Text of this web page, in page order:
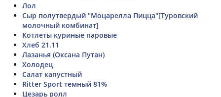
Лол
Сыр полутвердый "Моцарелла Пицца"[Туровский
молочный комбинат]
Котлеты куриные паровые
Хлеб 21.11
Лазанья (Оксана Путан)
Холодец
Салат капустный
Ritter Sport темный 81%
Цезарь ролл